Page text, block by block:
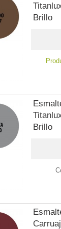
Brillo
Brillo